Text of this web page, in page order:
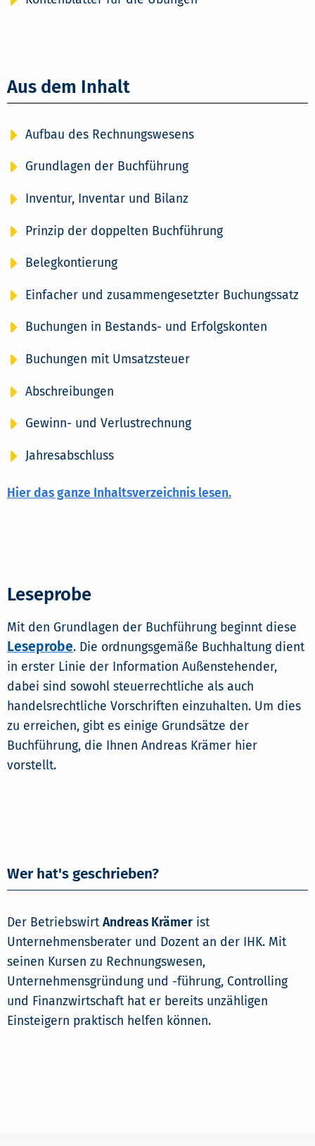
Aus dem Inhalt
Aufbau des Rechnungswesens
Grundlagen der Buchführung
Inventur, Inventar und Bilanz
Prinzip der doppelten Buchführung
Belegkontierung
Einfacher und zusammengesetzter Buchungssatz
Buchungen in Bestands- und Erfolgskonten
Buchungen mit Umsatzsteuer
Abschreibungen
Gewinn- und Verlustrechnung
Jahresabschluss
Hier das ganze Inhaltsverzeichnis lesen.
Leseprobe
Mit den Grundlagen der Buchführung beginnt diese
Leseprobe. Die ordnungsgemäße Buchhaltung dient
in erster Linie der Information Außenstehender,
dabei sind sowohl steuerrechtliche als auch
handelsrechtliche Vorschriften einzuhalten. Um dies
zu erreichen, gibt es einige Grundsätze der
Buchführung, die Ihnen Andreas Krämer hier
vorstellt.
Wer hat's geschrieben?
Der BetriebswirtAndreas Krämer ist
Unternehmensberater und Dozent an der IHK. Mit
seinen Kursen zu Rechnungswesen,
Unternehmensgründung und -führung, Controlling
und Finanzwirtschaft hat er bereits unzähligen
Einsteigern praktisch helfen können.